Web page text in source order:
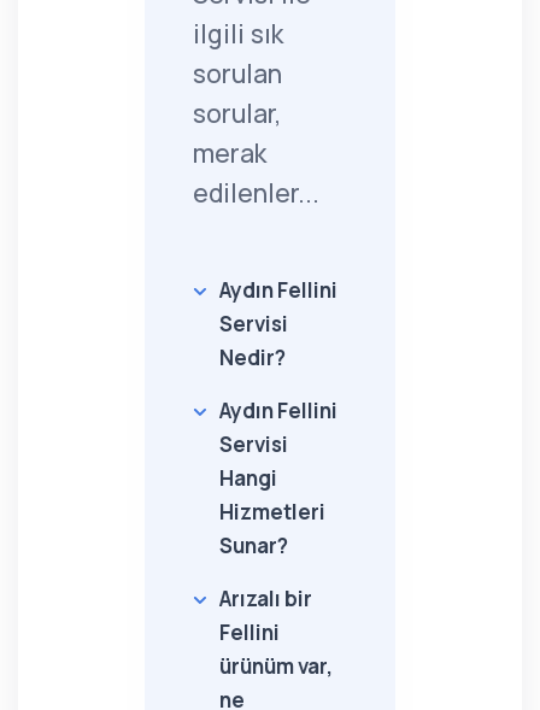
ilgili sık
sorulan
sorular,
merak
edilenler...
Aydın Fellini
Servisi
Nedir?
Aydın Fellini
Servisi
Hangi
Hizmetleri
Sunar?
Arızalı bir
Fellini
ürünüm var,
ne